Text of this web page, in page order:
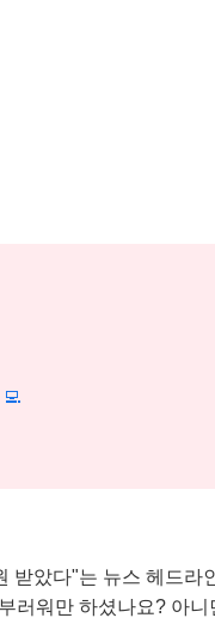
았다"는 뉴스 헤드라
워만 하셨나요? 아